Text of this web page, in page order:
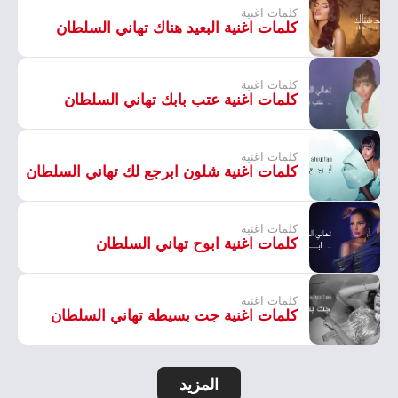
كلمات اغنية
كلمات اغنية البعيد هناك تهاني السلطان
كلمات اغنية
كلمات اغنية عتب بابك تهاني السلطان
كلمات اغنية
كلمات اغنية شلون ابرجع لك تهاني السلطان
كلمات اغنية
كلمات اغنية ابوح تهاني السلطان
كلمات اغنية
كلمات اغنية جت بسيطة تهاني السلطان
المزيد